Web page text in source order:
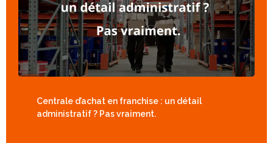
Centrale d’achat en franchise : un détail
administratif ? Pas vraiment.